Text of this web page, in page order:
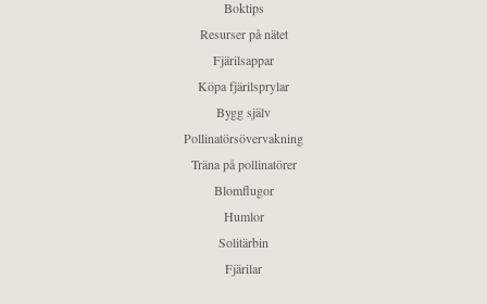
Boktips
Resurser på nätet
Fjärilsappar
Köpa fjärilsprylar
Bygg själv
Pollinatörsövervakning
Träna på pollinatörer
Blomflugor
Humlor
Solitärbin
Fjärilar